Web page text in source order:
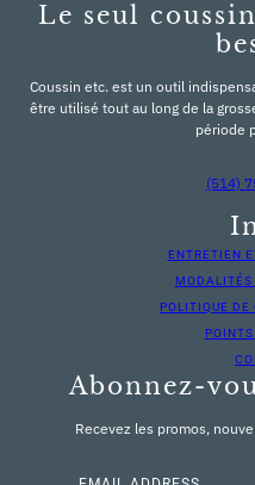
Le seul
Coussin etc. est un outil
être utilisé tout au long de la
période
(514)
ENTRETIEN
MODALITÉS
POLITIQUE
Abonnez-
Recevez les promos,